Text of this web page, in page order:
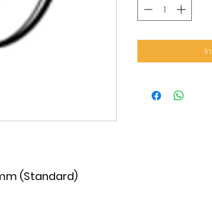
(Standard)